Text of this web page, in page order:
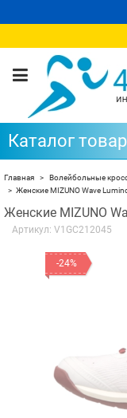
Каталог
Главная Волейбольные
Женские MIZUNO Wave
Женские MIZUNO
Артикул: V1GC212045
-24%